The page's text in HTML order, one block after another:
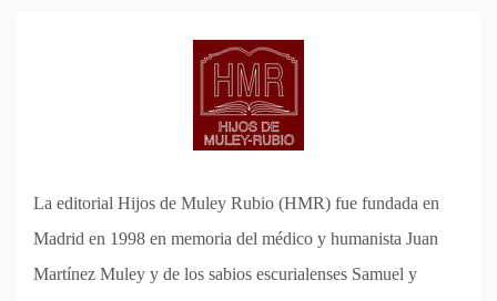
La editorial Hijos de Muley Rubio (HMR) fue fundada en
Madrid en 1998 en memoria del médico y humanista Juan
Martínez Muley y de los sabios escurialenses Samuel y